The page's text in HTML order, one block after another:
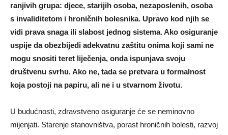
ranjivih grupa: djece, starijih osoba, nezaposlenih, osoba
s invaliditetom i hroničnih bolesnika. Upravo kod njih se
vidi prava snaga ili slabost jednog sistema. Ako osiguranje
uspije da obezbijedi adekvatnu zaštitu onima koji sami ne
mogu snositi teret liječenja, onda ispunjava svoju
društvenu svrhu. Ako ne, tada se pretvara u formalnost
koja postoji na papiru, ali ne i u stvarnom životu.
U budućnosti, zdravstveno osiguranje će se neminovno
mijenjati. Starenje stanovništva, porast hroničnih bolesti, razvoj